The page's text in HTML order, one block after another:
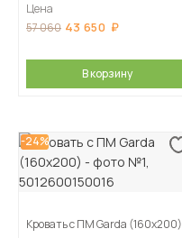
Цена
57 060 43 650
В корзину
-24%
Кровать с ПМ Garda (160х200)